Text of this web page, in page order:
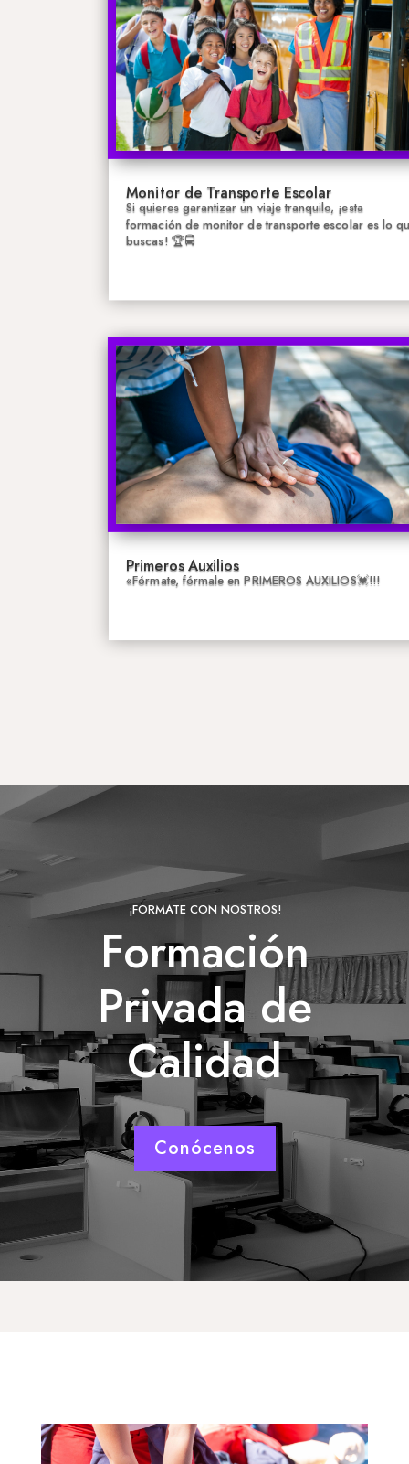
Monitor de Transporte Escolar
Si quieres garantizar un viaje tranquilo, ¡esta
formación de monitor de transporte escolar es lo
buscas! 🏆🚍
Primeros Auxilios
«Fórmate, fórmale en PRIMEROS AUXILIOS💓!!!
¡FORMATE CON NOSTROS!
Formación
Privada de
Calidad
Conócenos